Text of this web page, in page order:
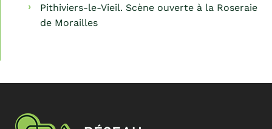
Pithiviers-le-Vieil. Scène ouverte à la Roseraie
de Morailles